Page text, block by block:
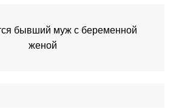
бывший муж с беременной
женой